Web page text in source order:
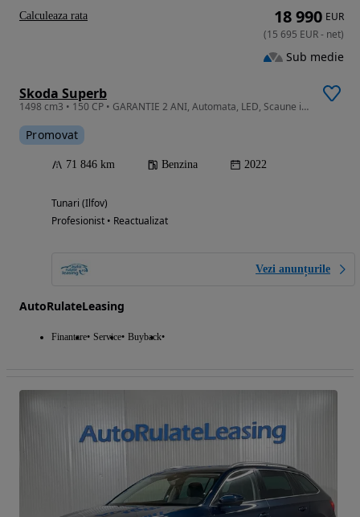
Skoda Superb
1498 cm3 • 150 CP • GARANTIE 2 ANI, Automata, LED, Scaune incalzite, Pilot auto
Promovat
71 846 km Benzina 2022
Tunari (Ilfov)
Profesionist • Reactualizat
Vezi anunțurile
AutoRulateLeasing
Finantare Service Buyback
18 990 EUR
(15 695 EUR- net)
Sub medie
Calculeaza rata